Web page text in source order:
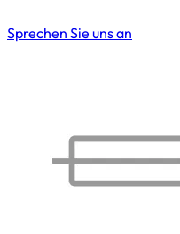
Sprechen Sie uns an